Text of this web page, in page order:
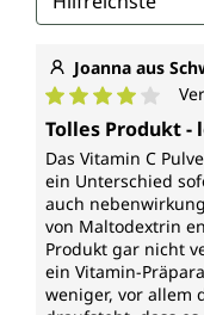
Joanna aus
Tolles Produkt
Das Vitamin C
ein Unterschied
auch
von Maltodextrin
Produkt gar nicht
ein Vitamin-
weniger, vor allem